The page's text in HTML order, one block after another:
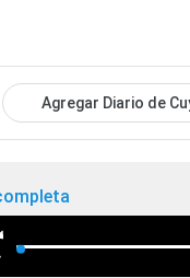
Agregar Diario de